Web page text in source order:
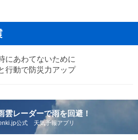
にあわてないために
行動で防災力アップ
雲レーダーで雨を回避！
公式 天気予報アプリ